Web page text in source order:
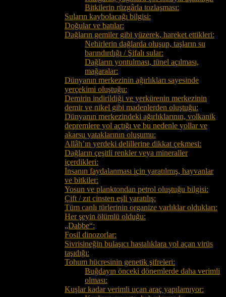
Bitkilerin rüzgârla tozlaşması:
Suların kaybolacağı bilgisi:
Doğular ve batılar:
Dağların gemiler gibi yüzerek, hareket ettikleri:
Nehirlerin dağlarda oluşup, taşların su
barındırdığı / Şifalı sular:
Dağların yontulması, tünel açılması,
mağaralar:
Dünyanın merkezinin ağırlıkları sayesinde
yerçekimi oluştuğu:
Demirin indirildiği ve yerkürenin merkezinin
demir ve nikel gibi madenlerden oluştuğu:
Dünyanın merkezindeki ağırlıklarının, volkanik
depremlere yol açtığı ve bu nedenle yollar ve
akarsu yataklarının oluşumu:
Allâh’ın yerdeki delillerine dikkat çekmesi:
Dağların çeşitli renkler veya mineraller
içerdikleri:
İnsanın faydalanması için yaratılmış, hayvanlar
ve bitkiler:
Yosun ve planktondan petrol oluştuğu bilgisi:
Çift / zıt cinsten eşli yaratılış:
Tüm canlı türlerinin organize varlıklar oldukları:
Her şeyin ölümlü olduğu:
„Dabbe“:
Fosil dinozorlar:
Sivrisineğin bulaşıcı hastalıklara yol açan virüs
taşıdığı:
Tohum hücresinin genetik şifreleri:
Buğdayın önceki dönemlerde daha verimli
olması:
Kuşlar kadar verimli uçan araç yapılamıyor: